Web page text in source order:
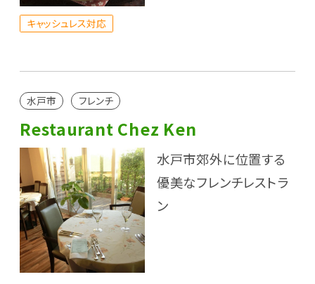
キャッシュレス対応
水戸市 フレンチ
Restaurant Chez Ken
水戸市郊外に位置する
優美なフレンチレストラ
ン